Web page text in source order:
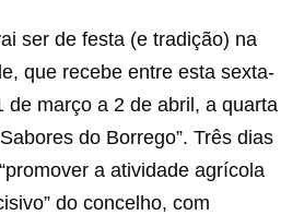
ser de festa (e tradição) na
que recebe entre esta sexta-
de março a 2 de abril, a quarta
do Borrego”. Três dias
a atividade agrícola
do concelho, com